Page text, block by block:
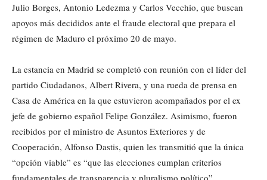
Julio Borges, Antonio Ledezma y Carlos Vecchio, que buscan
apoyos más decididos ante el fraude electoral que prepara el
régimen de Maduro el próximo 20 de mayo.
La estancia en Madrid se completó con reunión con el líder del
partido Ciudadanos, Albert Rivera, y una rueda de prensa en
Casa de América en la que estuvieron acompañados por el ex
jefe de gobierno español Felipe González. Asimismo, fueron
recibidos por el ministro de Asuntos Exteriores y de
Cooperación, Alfonso Dastis, quien les transmitió que la única
“opción viable” es “que las elecciones cumplan criterios
fundamentales de transparencia y pluralismo político”.